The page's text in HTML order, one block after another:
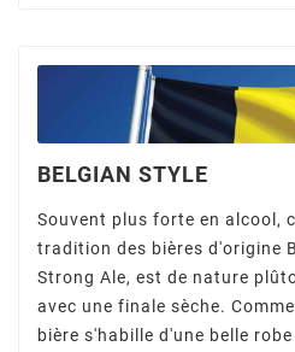
BELGIAN STYLE
Souvent plus forte en alcool,
tradition des bières d'origine
Strong Ale, est de nature
avec une finale sèche.
bière s'habille d'une belle robe